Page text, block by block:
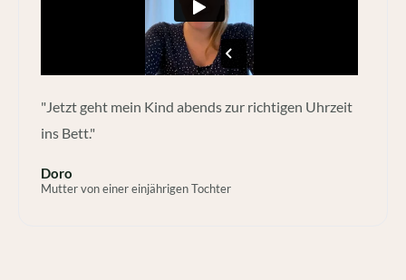
"Jetzt geht mein Kind abends zur richtigen Uhrzeit
ins Bett."
Doro
Mutter von einer einjährigen Tochter